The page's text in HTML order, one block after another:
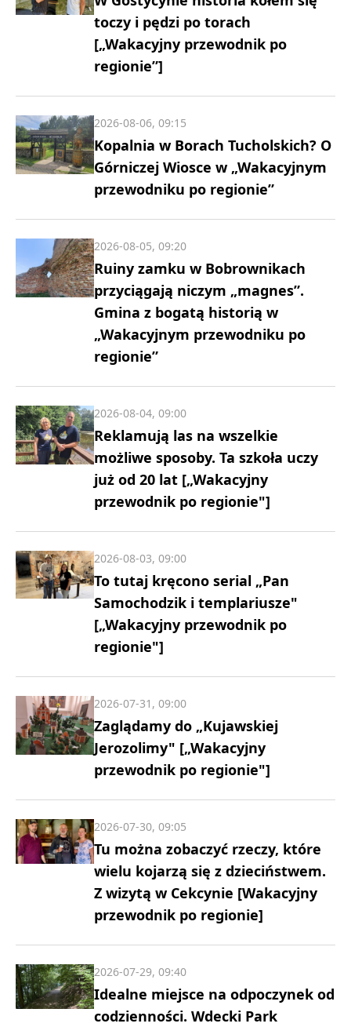
toczy i pędzi po torach
[„Wakacyjny przewodnik po
regionie”]
Kopalnia w Borach Tucholskich? O
Górniczej Wiosce w „Wakacyjnym
przewodniku po regionie”
2026-08-06, 09:15
Ruiny zamku w Bobrownikach
przyciągają niczym „magnes”.
Gmina z bogatą historią w
„Wakacyjnym przewodniku po
regionie”
2026-08-05, 09:20
Reklamują las na wszelkie
możliwe sposoby. Ta szkoła uczy
już od 20 lat [„Wakacyjny
przewodnik po regionie"]
2026-08-04, 09:00
To tutaj kręcono serial „Pan
Samochodzik i templariusze"
[„Wakacyjny przewodnik po
regionie"]
2026-08-03, 09:00
Zaglądamy do „Kujawskiej
Jerozolimy" [„Wakacyjny
przewodnik po regionie"]
2026-07-31, 09:00
Tu można zobaczyć rzeczy, które
wielu kojarzą się z dzieciństwem.
Z wizytą w Cekcynie [Wakacyjny
przewodnik po regionie]
2026-07-30, 09:05
Idealne miejsce na odpoczynek od
codzienności. Wdecki Park
2026-07-29, 09:40